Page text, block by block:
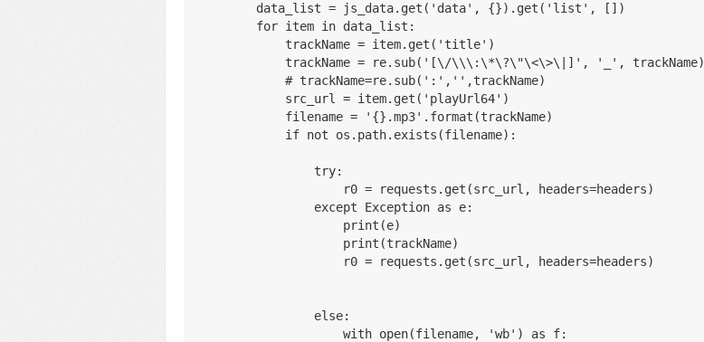
        data_list = js_data.get('data', {}).get('list',
[ ])
        for item in data_list:
            trackName = item.get('title')
            trackName = re.sub('
[\/\\\:\*\?\"\<\>\|]', '_', trackName)
            # trackName=re.sub(':','',trackName)
            src_url = item.get('playUrl64')
            filename = '{}.mp3'.format(trackName)
            if not os.path.exists(filename):
                try:
                    r0 = requests.get(src_url, headers=headers)
                except Exception as e:
                    print(e)
                    print(trackName)
                    r0 = requests.get(src_url, headers=headers)
                else:
                    with open(filename, 'wb') as f: